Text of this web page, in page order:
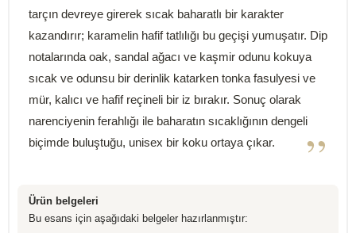
tarçın devreye girerek sıcak baharatlı bir karakter
kazandırır; karamelin hafif tatlılığı bu geçişi yumuşatır. Dip
notalarında oak, sandal ağacı ve kaşmir odunu kokuya
sıcak ve odunsu bir derinlik katarken tonka fasulyesi ve
mür, kalıcı ve hafif reçineli bir iz bırakır. Sonuç olarak
narenciyenin ferahlığı ile baharatın sıcaklığının dengeli
biçimde buluştuğu, unisex bir koku ortaya çıkar.
”
Ürün belgeleri
Bu esans için aşağıdaki belgeler hazırlanmıştır: